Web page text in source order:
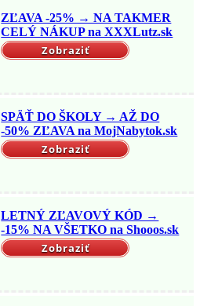
ZĽAVA -25% → NA TAKMER
CELÝ NÁKUP na XXXLutz.sk
Zobraziť
SPÄŤ DO ŠKOLY → AŽ DO
-50% ZĽAVA na MojNabytok.sk
Zobraziť
LETNÝ ZĽAVOVÝ KÓD →
-15% NA VŠETKO na Shooos.sk
Zobraziť